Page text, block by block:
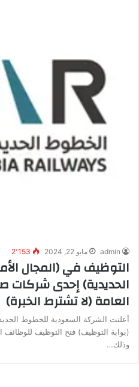
admin مايو 22, 2024 2٬153
التوظيف في (المجال
الحديدية) إحدى شركات
العامة (لا تشترط الخبرة)
أعلنت الشركة السعودية للخطوط
(بوابة التوظيف) فتح التوظيف للوظائف
وذلك…